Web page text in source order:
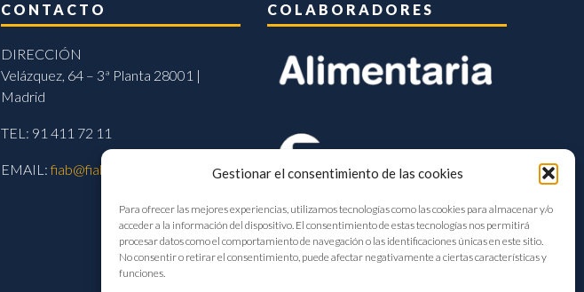
Gestionar el consentimiento de las cookies
Para ofrecer las mejores experiencias, utilizamos tecnologías como las cookies para almacenar y/o
acceder a la información del dispositivo. El consentimiento de estas tecnologías nos permitirá
procesar datos como el comportamiento de navegación o las identificaciones únicas en este sitio.
No consentir o retirar el consentimiento, puede afectar negativamente a ciertas características y
funciones.
CONTACTO
DIRECCIÓN
Velázquez, 64 – 3ª Planta 28001 |
Madrid
TEL: 91 411 72 11
EMAIL:fiab@fiab.es
COLABORADORES